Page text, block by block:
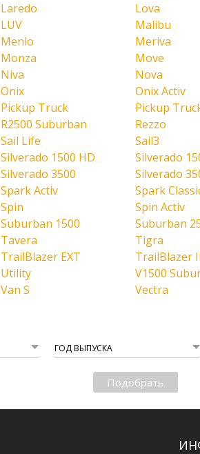
Laredo Lova
LUV Malibu
Menlo Meriva
Monza Move
Niva Nova
Onix Onix Activ
Pickup Truck Pickup
R2500 Suburban Rezzo
Sail Life Sail3
Silverado 1500 HD Silverado
Silverado 3500 Silverado
Spark Activ Spark
Spin Spin Activ
Suburban 1500 Suburban
Tavera Tigra
TrailBlazer EXT TrailBlazer II
Utility V1500
Van S Vectra
ГОД ВЫПУСКА
Подобрать